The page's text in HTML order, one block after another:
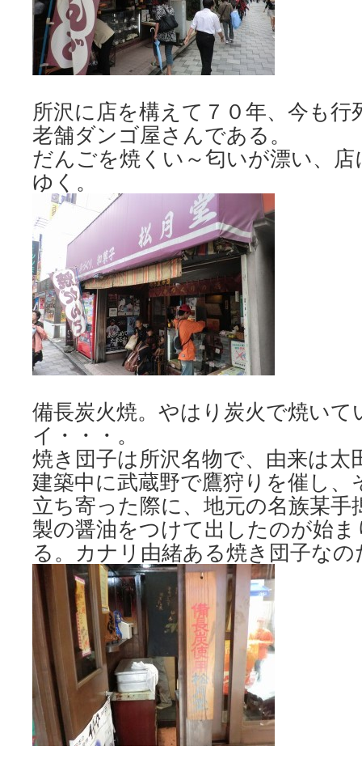
所沢に店を構えて７０年、今も
老舗ダンゴ屋さんである。
だんごを焼くい～匂いが漂い、
ゆく。
備長炭火焼。やはり炭火で焼い
イ・・・。
焼き団子は所沢名物で、由来は太
建築中に武蔵野で鷹狩りを催し
立ち寄った際に、地元の名族某手
製の醤油をつけて出したのが始
る。カナリ由緒ある焼き団子なの